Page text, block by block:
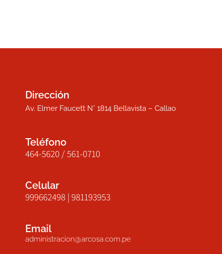
Dirección
Av. Elmer Faucett N° 1814 Bellavista – Callao
Teléfono
464-5620 / 561-0710
Celular
999662498 | 981193953
Email
administracion@arcosa.com.pe